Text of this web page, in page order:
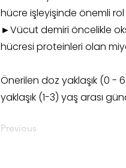
hücre işleyişinde önemli
►Vücut demiri öncelikle
hücresi proteinleri olan
Önerilen doz yaklaşık (0 -
yaklaşık (1-3) yaş arası
Previous